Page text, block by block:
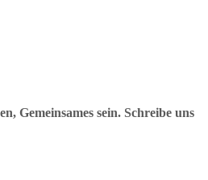
Gemeinsames sein. Schreibe uns